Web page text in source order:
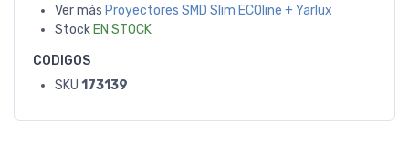
Ver más Proyectores SMD Slim ECOline + Yarlux
Stock EN STOCK
CODIGOS
SKU 173139